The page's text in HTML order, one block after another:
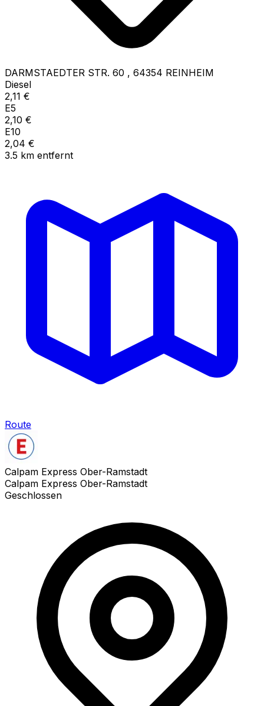
DARMSTAEDTER STR. 60 , 64354 REINHEIM
Diesel
2,11 €
E5
2,10 €
E10
2,04 €
3.5 km entfernt
Route
Calpam Express Ober-Ramstadt
Calpam Express Ober-Ramstadt
Geschlossen